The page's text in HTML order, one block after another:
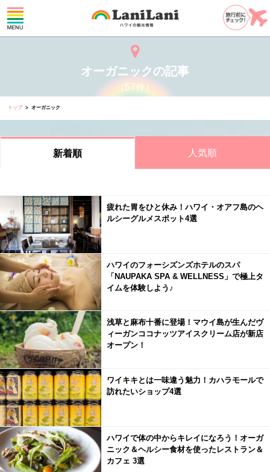
オーガニックの記事
（57件）
トップ オーガニック
新着順 人気順
疲れた胃をひと休み！ハワイ・オアフ島のヘ
ルシーグルメスポット4選
ハワイのフォーシズンズホテルのスパ
「NAUPAKA SPA & WELLNESS」で極上タ
イムを体験しよう♪
浅草と麻布十番に登場！マウイ島が生んだヴ
ィーガンココナッツアイスクリーム店が新店
オープン！
ワイキキとは一味違う魅力！カハラモールで
訪れたいショップ4選
ハワイで体の中からキレイになろう！オーガ
ニック＆ヘルシー食材を使ったレストラン＆
カフェ 3選